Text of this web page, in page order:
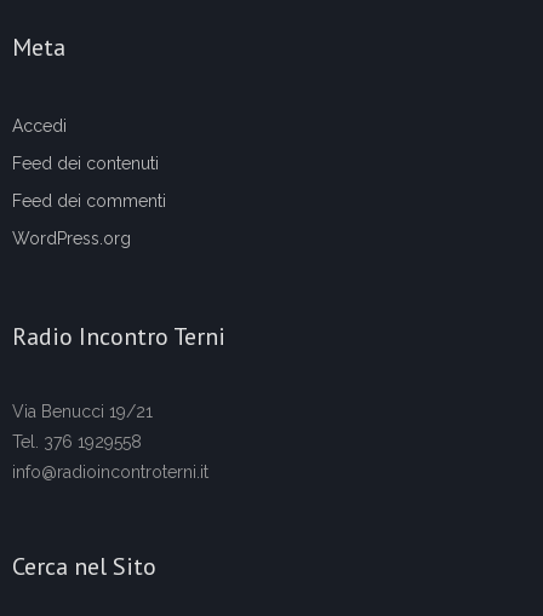
Meta
Accedi
Feed dei contenuti
Feed dei commenti
WordPress.org
Radio Incontro Terni
Via Benucci 19/21
Tel. 376 1929558
info@radioincontroterni.it
Cerca nel Sito